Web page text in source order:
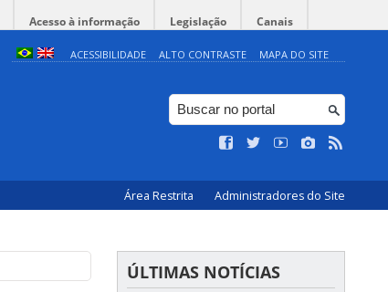
Acesso à informação Legislação Canais
ACESSIBILIDADE ALTO CONTRASTE MAPA DO SITE
Área Restrita Administradores do Site
ÚLTIMAS NOTÍCIAS